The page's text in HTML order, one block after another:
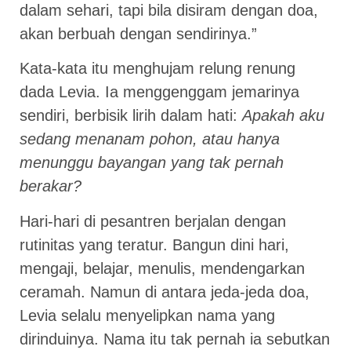
dalam sehari, tapi bila disiram dengan doa,
akan berbuah dengan sendirinya.”
Kata-kata itu menghujam relung renung
dada Levia. Ia menggenggam jemarinya
sendiri, berbisik lirih dalam hati:Apakah aku
sedang menanam pohon, atau hanya
menunggu bayangan yang tak pernah
berakar?
Hari-hari di pesantren berjalan dengan
rutinitas yang teratur. Bangun dini hari,
mengaji, belajar, menulis, mendengarkan
ceramah. Namun di antara jeda-jeda doa,
Levia selalu menyelipkan nama yang
dirinduinya. Nama itu tak pernah ia sebutkan